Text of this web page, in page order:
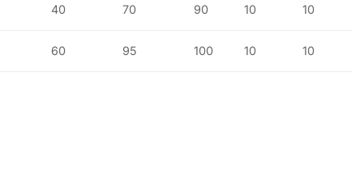
40 70 90 10 10
60 95 100 10 10